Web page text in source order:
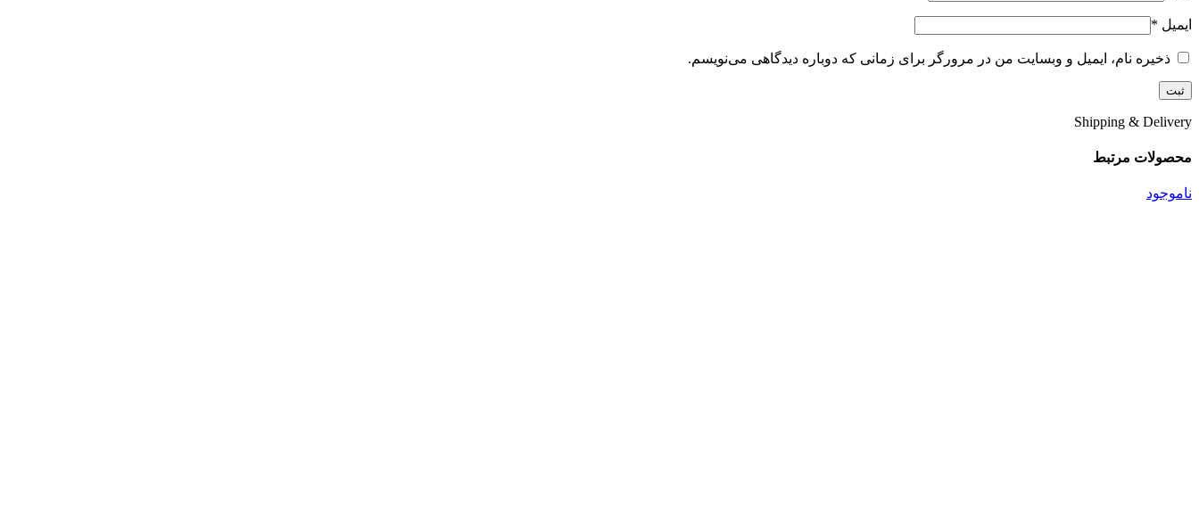
ایمیل *
ذخیره نام، ایمیل و وبسایت من در مرورگر برای زمانی که دوباره دیدگاهی می‌نویسم.
Shipping & Delivery
محصولات مرتبط
ناموجود